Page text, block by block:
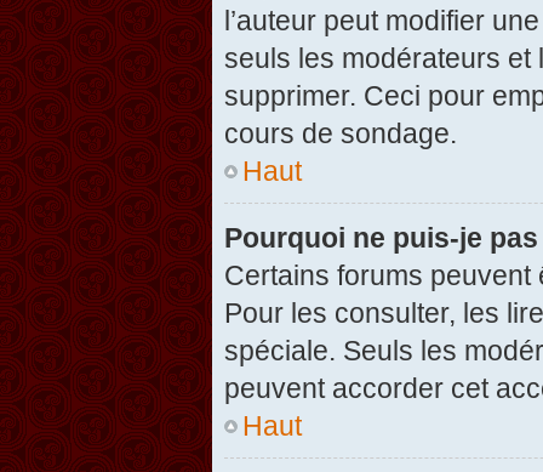
l’auteur peut modifier
seuls les modérateurs et
supprimer. Ceci pour
cours de sondage.
Haut
Pourquoi ne puis-je
Certains forums
Pour les consulter, les
spéciale. Seuls les
peuvent accorder cet
Haut